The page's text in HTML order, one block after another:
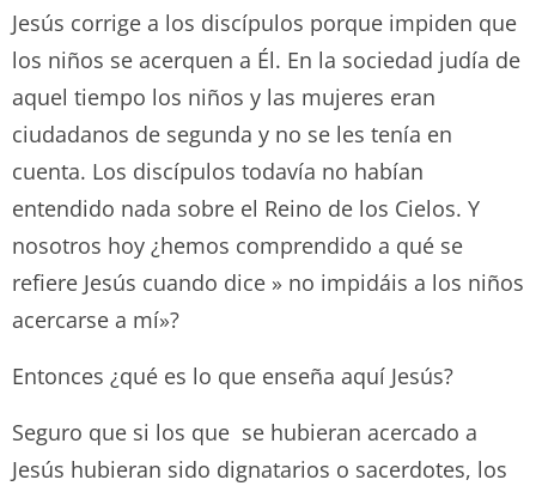
Jesús corrige a los discípulos porque impiden que
los niños se acerquen a Él. En la sociedad judía de
aquel tiempo los niños y las mujeres eran
ciudadanos de segunda y no se les tenía en
cuenta. Los discípulos todavía no habían
entendido nada sobre el Reino de los Cielos. Y
nosotros hoy ¿hemos comprendido a qué se
refiere Jesús cuando dice » no impidáis a los niños
acercarse a mí»?
Entonces ¿qué es lo que enseña aquí Jesús?
Seguro que si los que se hubieran acercado a
Jesús hubieran sido dignatarios o sacerdotes, los